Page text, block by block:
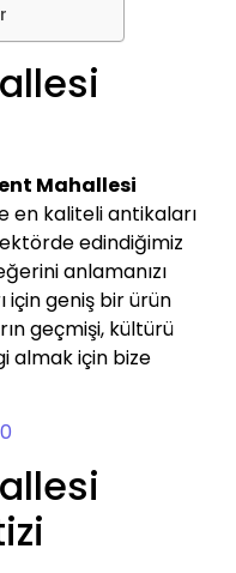
Mahallesi
en kaliteli antikaları
edindiğimiz
anlamanızı
için geniş bir ürün
geçmişi, kültürü
almak için bize